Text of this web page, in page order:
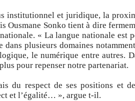
institutionnel et juridique, la
Ousmane Sonko tient à dire
« La langue nationale est
plusieurs domaines
le numérique entre autres.
pour repenser notre partenariat.
du respect de ses positions et
et l’égalité… », argue t-il.